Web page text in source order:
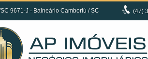
9671-J - Balneário Camboriú /SC (47)